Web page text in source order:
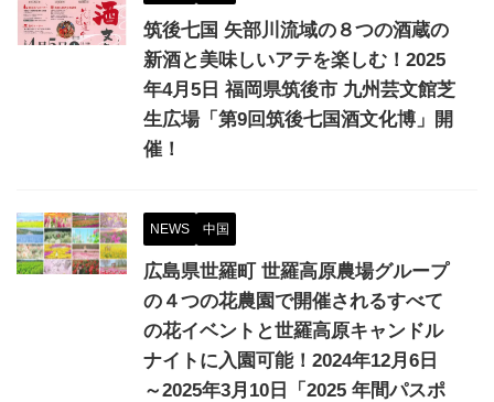
筑後七国 矢部川流域の８つの酒蔵の
新酒と美味しいアテを楽しむ！2025
年4月5日 福岡県筑後市 九州芸文館芝
生広場「第9回筑後七国酒文化博」開
催！
NEWS 中国
広島県世羅町 世羅高原農場グループ
の４つの花農園で開催されるすべて
の花イベントと世羅高原キャンドル
ナイトに入園可能！2024年12月6日
～2025年3月10日「2025 年間パスポ